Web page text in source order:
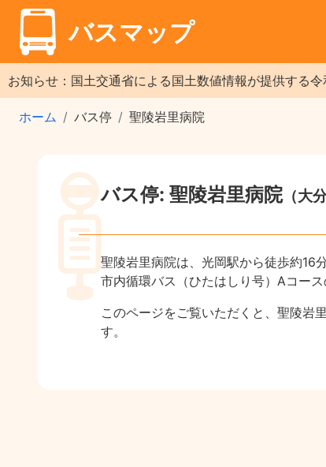
バスマップ
お知らせ：国土交通省による国土数値情報が提供する
ホーム バス停 聖陵岩里病院
バス停: 聖陵岩里病院（大分
聖陵岩里病院は、光岡駅から徒歩約16
市内循環バス（ひたはしり号）Aコース
このページをご覧いただくと、聖陵岩
す。